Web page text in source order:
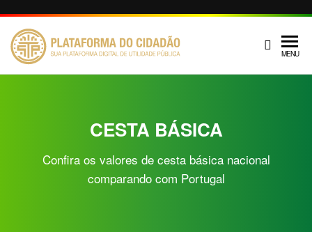
DO
MENU
CESTA BÁSICA
Confira os valores de cesta básica nacional
comparando com Portugal